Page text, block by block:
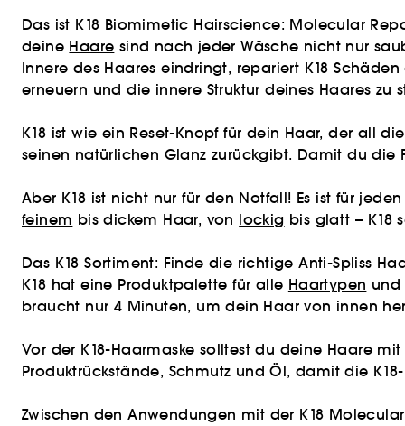
Das ist K18 Biomimetic Hairscience: Molecular
deine Haare sind nach jeder Wäsche nicht nur
Innere des Haares eindringt, repariert K18
erneuern und die innere Struktur deines Haares zu
K18 ist wie ein Reset-Knopf für dein Haar, der all
seinen natürlichen Glanz zurückgibt. Damit du die
Aber K18 ist nicht nur für den Notfall! Es ist für
feinem bis dickem Haar, von lockig bis glatt – K18
Das K18 Sortiment: Finde die richtige Anti-Spliss
K18 hat eine Produktpalette für alle Haartypen und
braucht nur 4 Minuten, um dein Haar von innen
Vor der K18-Haarmaske solltest du deine Haare
Produktrückstände, Schmutz und Öl, damit die
Zwischen den Anwendungen mit der K18